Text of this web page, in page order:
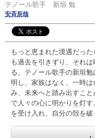
テノール歌手 新垣 勉
安斉辰哉
もっと恵まれた境遇だっ
も過去を引きずり、それ
る。テノール歌手の新垣
明し、家族はなく、一時
み、未来へと踏み出すこ
で人々の心に明かりを灯
を受け入れ、自分の殻を破